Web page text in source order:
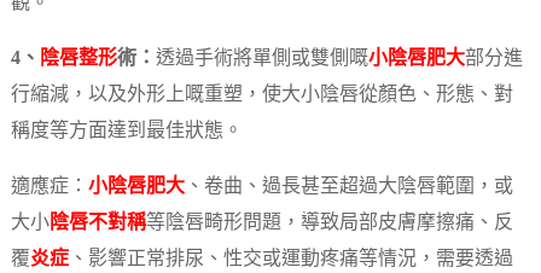
4、 陰唇整形術： 透過手術將單側或雙側嘅小陰唇肥大部分進
行縮減，以及外形上嘅重塑，使大小陰唇從顏色、形態、對
稱度等方面達到最佳狀態。
適應症： 小陰唇肥大、卷曲、過長甚至超過大陰唇範圍，或
大小陰唇不對稱等陰唇畸形問題，導致局部皮膚摩擦痛、反
覆炎症、影響正常排尿、性交或運動疼痛等情況，需要透過